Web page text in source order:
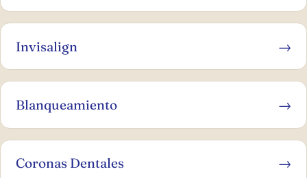
Invisalign →
Blanqueamiento →
Coronas Dentales →